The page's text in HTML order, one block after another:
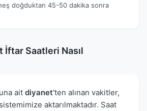
doğduktan 45-50 dakika sonra
İftar Saatleri Nasıl
ait diyanet'ten alınan vakitler,
aktarılmaktadır. Saat